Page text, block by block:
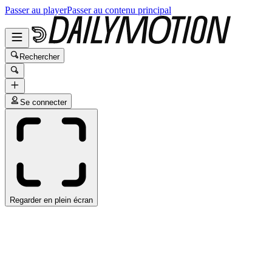
Passer au playerPasser au contenu principal
Rechercher
Se connecter
Regarder en plein écran